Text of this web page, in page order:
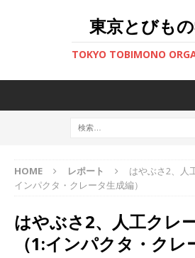
東京とびも
TOKYO TOBIMONO
HOME レポート
はやぶさ2、人
インパクタ・クレータ生成編）
はやぶさ2、人工クレ
（1:インパクタ・クレ